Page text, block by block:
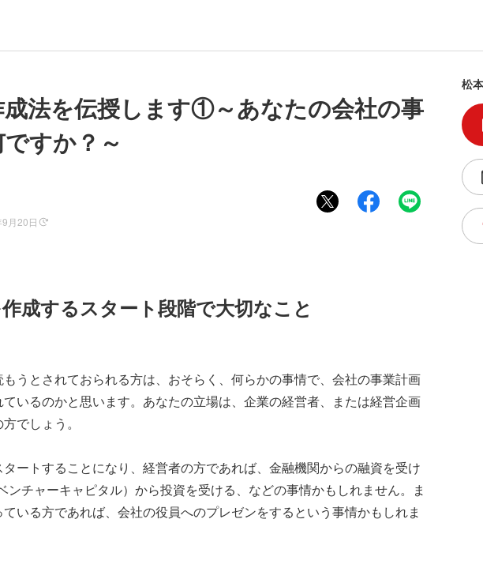
法を伝授します①～あなたの会社の事
すか？～
月20日
成するスタート段階で大切なこと
うとされておられる方は、おそらく、何らかの事情で、会社の事業計画
いるのかと思います。あなたの立場は、企業の経営者、または経営企画
でしょう。
ートすることになり、経営者の方であれば、金融機関からの融資を受け
ンチャーキャピタル）から投資を受ける、などの事情かもしれません。ま
いる方であれば、会社の役員へのプレゼンをするという事情かもしれま
松